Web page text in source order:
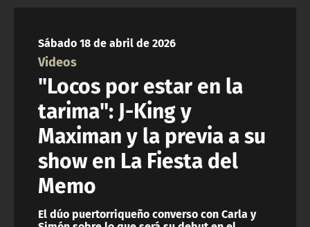
Sábado 18 de abril de 2026
Videos
"Locos por estar en la
tarima": J-King y
Maximan y la previa a su
show en La Fiesta del
Memo
El dúo puertorriqueño converso con Carla y